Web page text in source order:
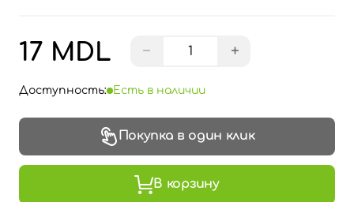
17 MDL − +
Доступность: Есть в наличии
Покупка в один клик
В корзину